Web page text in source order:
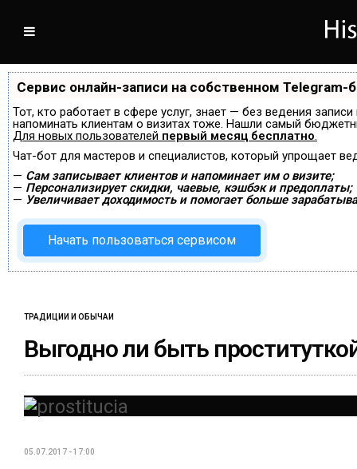
Сервис онлайн-записи на собственном Telegram-
Тот, кто работает в сфере услуг, знает — без ведения
напоминать клиентам о визитах тоже. Нашли самый
Для новых пользователей первый месяц бесплатно.
Чат-бот для мастеров и специалистов, который упрощает
— Сам записывает клиентов и напоминает им о визите;
— Персонализирует скидки, чаевые, кэшбэк и предоплаты;
— Увеличивает доходимость и помогает больше
Начать пользоваться сервисом
ТРАДИЦИИ И ОБЫЧАИ
Выгодно ли быть
05.07.2017 - 17:00